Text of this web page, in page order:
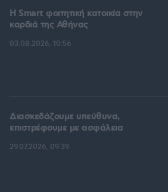
Η Smart φοιτητική κατοικία στην
καρδιά της Αθήνας
03.08.2026, 10:56
Διασκεδάζουμε υπεύθυνα,
επιστρέφουμε με ασφάλεια
29.07.2026, 09:39